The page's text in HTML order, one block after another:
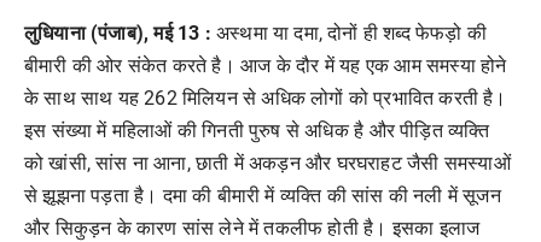
लुधियाना (पंजाब), मई 13 : अस्थमा या दमा,दोनों ही शब्द फेफड़ो की
बीमारी की ओर संकेत करते है। आज के दौर में यह एक आम समस्या होने
के साथ साथ यह 262मिलियन से अधिक लोगों को प्रभावित करती है।
इस संख्या में महिलाओं की गिनती पुरुष से अधिक है और पीड़ित व्यक्ति
को खांसी,सांस ना आना,छाती में अकड़न और घरघराहट जैसी समस्याओं
से झूझना पड़ता है। दमा की बीमारी में व्यक्ति की सांस की नली में सूजन
और सिकुड़न के कारण सांस लेने में तकलीफ होती है। इसका इलाज